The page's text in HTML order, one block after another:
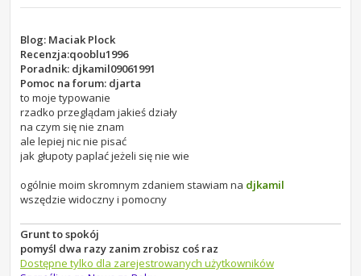
o
Blog: Maciak Plock
Recenzja:qooblu1996
Poradnik: djkamil09061991
Pomoc na forum: djarta
to moje typowanie
rzadko przeglądam jakieś działy
na czym się nie znam
ale lepiej nic nie pisać
jak głupoty paplać jeżeli się nie wie
ogólnie moim skromnym zdaniem stawiam na djkamil
wszędzie widoczny i pomocny
Grunt to spokój
pomyśl dwa razy zanim zrobisz coś raz
Dostępne tylko dla zarejestrowanych użytkowników